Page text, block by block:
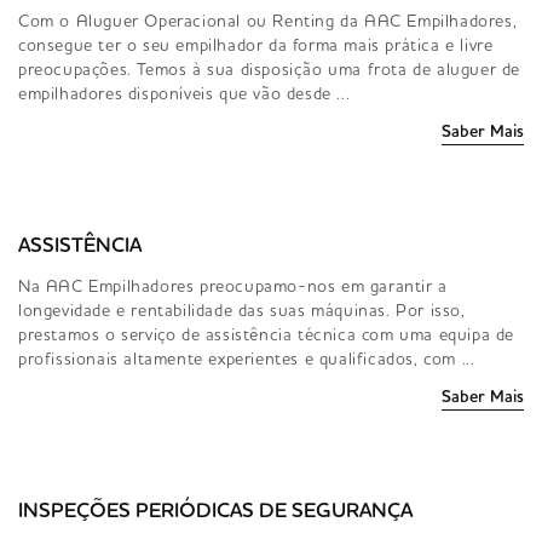
Com o Aluguer Operacional ou Renting da AAC Empilhadores,
consegue ter o seu empilhador da forma mais prática e livre
preocupações. Temos à sua disposição uma frota de aluguer de
empilhadores disponíveis que vão desde ...
Saber Mais
ASSISTÊNCIA
Na AAC Empilhadores preocupamo-nos em garantir a
longevidade e rentabilidade das suas máquinas. Por isso,
prestamos o serviço de assistência técnica com uma equipa de
profissionais altamente experientes e qualificados, com ...
Saber Mais
INSPEÇÕES PERIÓDICAS DE SEGURANÇA